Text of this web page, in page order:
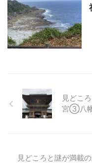
見どこ
宮③八幡
見どころと謎が満載